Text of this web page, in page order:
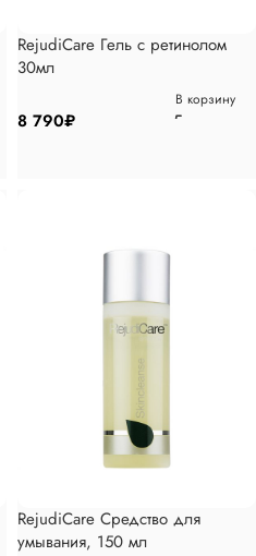
RejudiCare Гель с ретинолом
30мл
8 790₽
В корзину
RejudiCare Средство для
умывания, 150 мл